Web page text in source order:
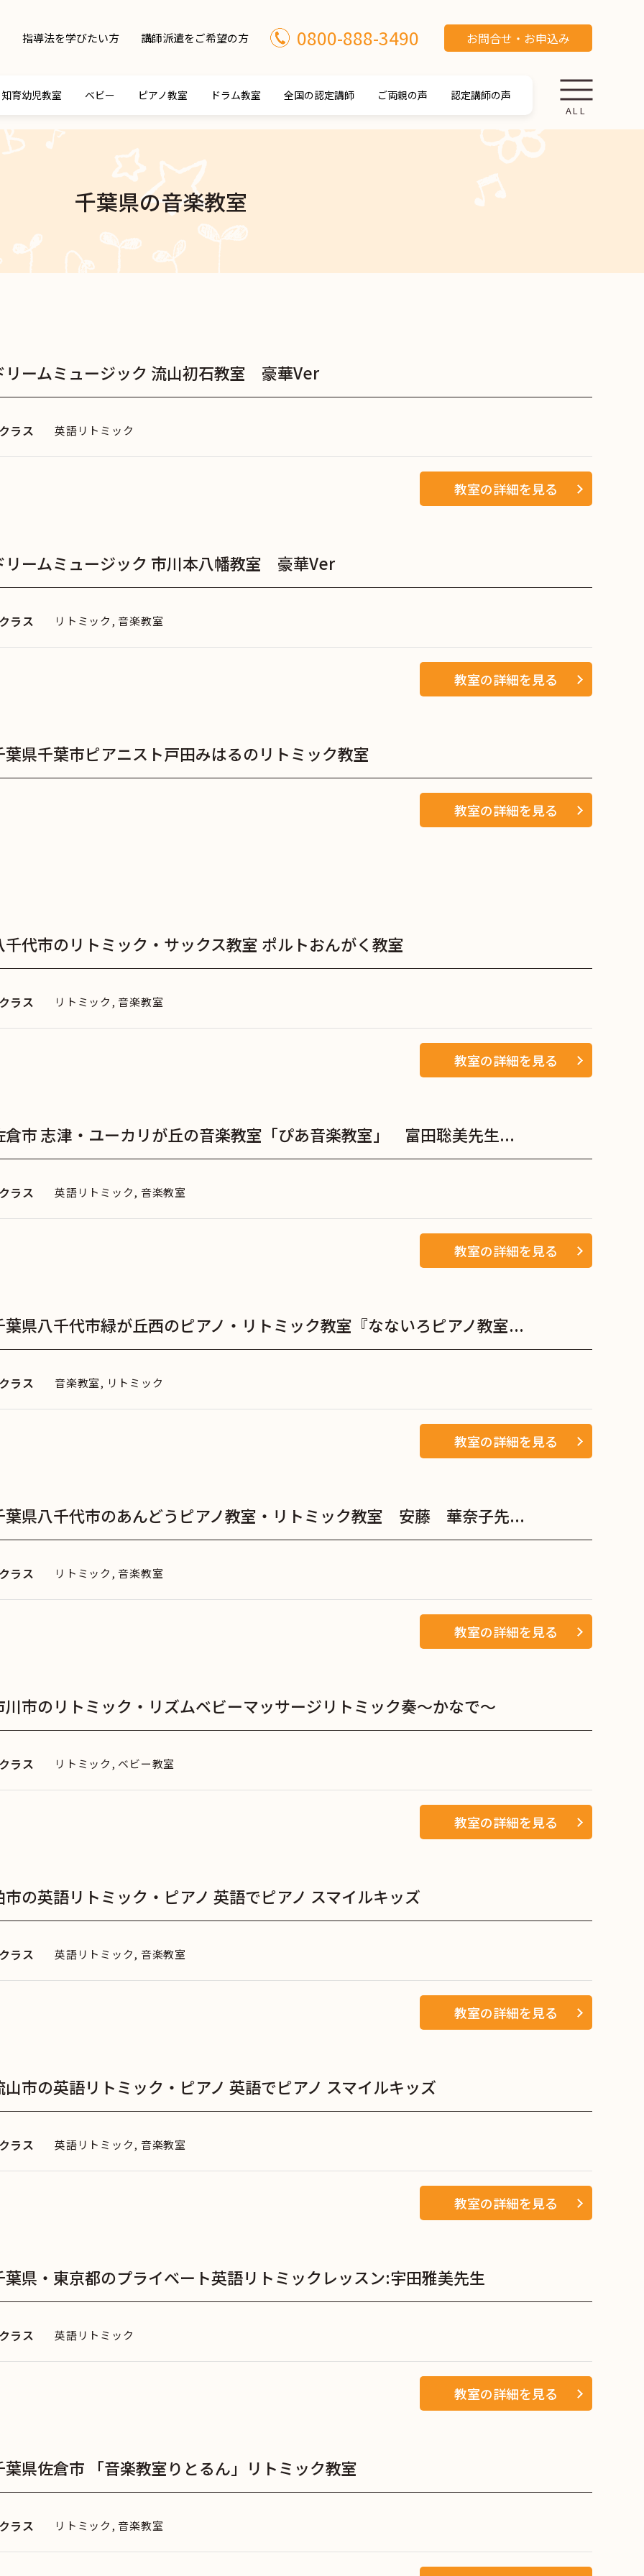
指導法を学びたい方 講師派遣をご希望の方 0800-888-3490 お問合せ・お申込み
知育幼児教室 ベビー ピアノ教室 ドラム教室 全国の認定講師 ご両親の声 認定講師の声
ALL
千葉県の音楽教室
リームミュージック 流山初石教室 豪華Ver
ラス 英語リトミック
教室の詳細を見る
リームミュージック 市川本八幡教室 豪華Ver
ラス リトミック, 音楽教室
教室の詳細を見る
葉県千葉市ピアニスト戸田みはるのリトミック教室
教室の詳細を見る
千代市のリトミック・サックス教室 ポルトおんがく教室
ラス リトミック, 音楽教室
教室の詳細を見る
倉市 志津・ユーカリが丘の音楽教室「ぴあ音楽教室」 富田聡美先生...
ラス 英語リトミック, 音楽教室
教室の詳細を見る
葉県八千代市緑が丘西のピアノ・リトミック教室『なないろピアノ教室...
ラス 音楽教室, リトミック
教室の詳細を見る
葉県八千代市のあんどうピアノ教室・リトミック教室 安藤 華奈子先...
ラス リトミック, 音楽教室
教室の詳細を見る
川市のリトミック・リズムベビーマッサージリトミック奏～かなで～
ラス リトミック, ベビー教室
教室の詳細を見る
市の英語リトミック・ピアノ 英語でピアノ スマイルキッズ
ラス 英語リトミック, 音楽教室
教室の詳細を見る
山市の英語リトミック・ピアノ 英語でピアノ スマイルキッズ
ラス 英語リトミック, 音楽教室
教室の詳細を見る
葉県・東京都のプライベート英語リトミックレッスン:宇田雅美先生
ラス 英語リトミック
教室の詳細を見る
葉県佐倉市 「音楽教室りとるん」リトミック教室
ラス リトミック, 音楽教室